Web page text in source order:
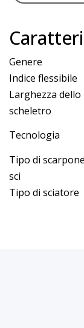
Genere
Indice flessibile
Larghezza dello
scheletro
Tecnologia
Tipo di
sci
Tipo di sciatore